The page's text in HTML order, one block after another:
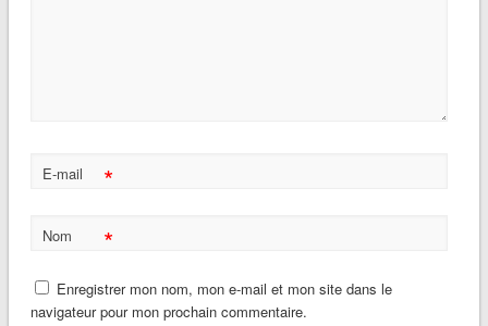
E-mail *
Nom *
Enregistrer mon nom, mon e-mail et mon site dans le
navigateur pour mon prochain commentaire.